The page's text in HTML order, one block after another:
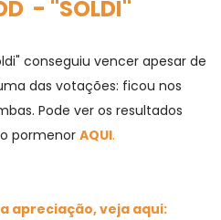
- "SOLDI"
conseguiu vencer apesar de
das votações: ficou nos
Pode ver os resultados
pormenorAQUI.
apreciação, veja aqui: